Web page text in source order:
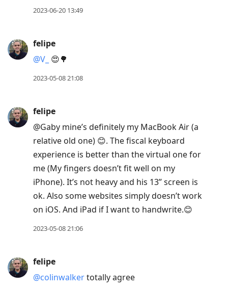
2023-06-20 13:49
felipe
@V 😍🌳
2023-05-08 21:08
felipe
@Gaby mine’s definitely my MacBook Air (a
relative old one) 😊. The fiscal keyboard
experience is better than the virtual one for
me (My fingers doesn’t fit well on my
iPhone). It’s not heavy and his 13” screen is
ok. Also some websites simply doesn’t work
on iOS. And iPad if I want to handwrite.😊
2023-05-08 21:06
felipe
@colinwalkertotally agree